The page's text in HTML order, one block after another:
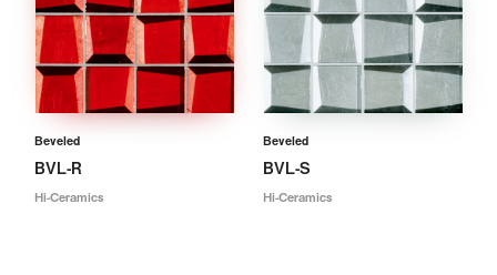
Beveled
BVL-R
Hi-Ceramics
Beveled
BVL-S
Hi-Ceramics